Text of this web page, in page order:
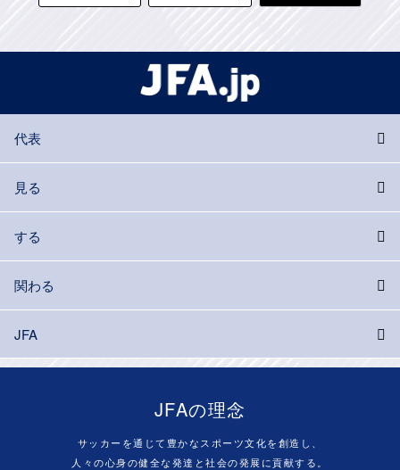
代表
見る
する
関わる
JFA
JFAの理念
サッカーを通じて豊かなスポーツ文化を創造し、
人々の心身の健全な発達と社会の発展に貢献する。